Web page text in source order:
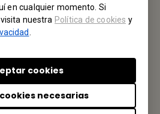
en cualquier momento. Si
nuestra Política de cookies y
necesarias
cookies
saber de usted.
Local